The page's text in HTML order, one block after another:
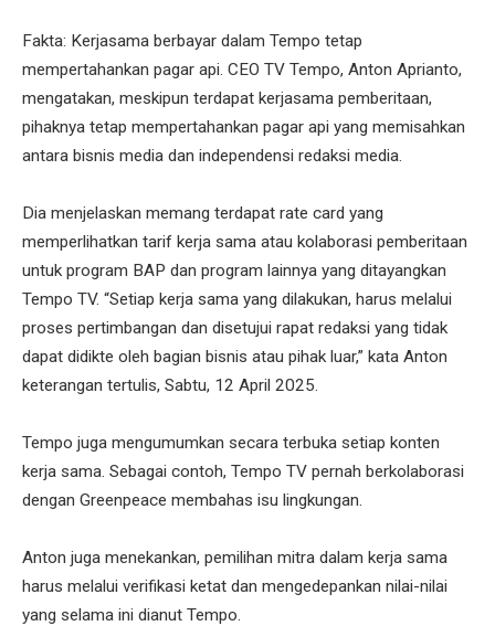
Fakta: Kerjasama berbayar dalam Tempo tetap
mempertahankan pagar api. CEO TV Tempo, Anton Aprianto,
mengatakan, meskipun terdapat kerjasama pemberitaan,
pihaknya tetap mempertahankan pagar api yang memisahkan
antara bisnis media dan independensi redaksi media.
Dia menjelaskan memang terdapat rate card yang
memperlihatkan tarif kerja sama atau kolaborasi pemberitaan
untuk program BAP dan program lainnya yang ditayangkan
Tempo TV. “Setiap kerja sama yang dilakukan, harus melalui
proses pertimbangan dan disetujui rapat redaksi yang tidak
dapat didikte oleh bagian bisnis atau pihak luar,” kata Anton
keterangan tertulis, Sabtu, 12 April 2025.
Tempo juga mengumumkan secara terbuka setiap konten
kerja sama. Sebagai contoh, Tempo TV pernah berkolaborasi
dengan Greenpeace membahas isu lingkungan.
Anton juga menekankan, pemilihan mitra dalam kerja sama
harus melalui verifikasi ketat dan mengedepankan nilai-nilai
yang selama ini dianut Tempo.